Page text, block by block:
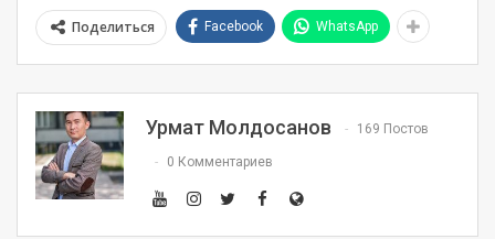
Поделиться Facebook WhatsApp
Урмат Молдосанов 169 Постов
0 Комментариев